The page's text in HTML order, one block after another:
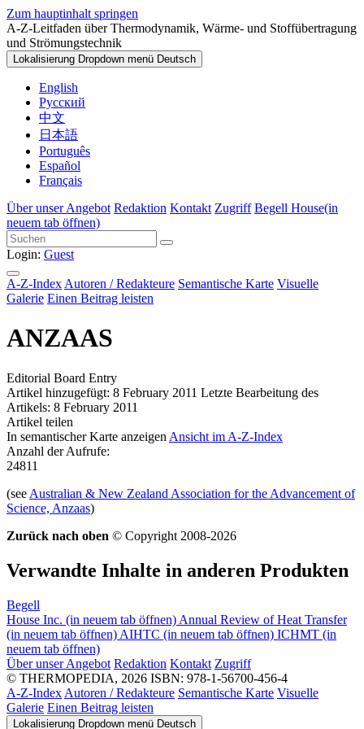
Zum hauptinhalt springen
A-Z-Leitfaden über Thermodynamik, Wärme- und Stoffübertragung
und Strömungstechnik
Lokalisierung Dropdown menü Deutsch
English
Русский
中文
日本語
Português
Español
Français
Über unser Angebot Redaktion Kontakt Zugriff Begell House(in
neuem tab öffnen)
Login: Guest
A-Z-Index Autoren / Redakteure Semantische Karte Visuelle
Galerie Einen Beitrag leisten
ANZAAS
Editorial Board Entry
Artikel hinzugefügt: 8 February 2011 Letzte Bearbeitung des
Artikels: 8 February 2011
Artikel teilen
In semantischer Karte anzeigen Ansicht im A-Z-Index
Anzahl der Aufrufe:
24811
(see Australian & New Zealand Association for the Advancement of
Science, Anzaas)
Zurück nach oben © Copyright 2008-2026
Verwandte Inhalte in anderen Produkten
Begell
House Inc. (in neuem tab öffnen) Annual Review of Heat Transfer
(in neuem tab öffnen) AIHTC (in neuem tab öffnen) ICHMT (in
neuem tab öffnen)
Über unser Angebot Redaktion Kontakt Zugriff
© THERMOPEDIA, 2026 ISBN: 978-1-56700-456-4
A-Z-Index Autoren / Redakteure Semantische Karte Visuelle
Galerie Einen Beitrag leisten
Lokalisierung Dropdown menü Deutsch